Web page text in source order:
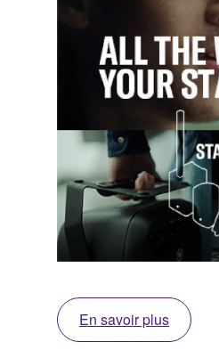
En savoir plus